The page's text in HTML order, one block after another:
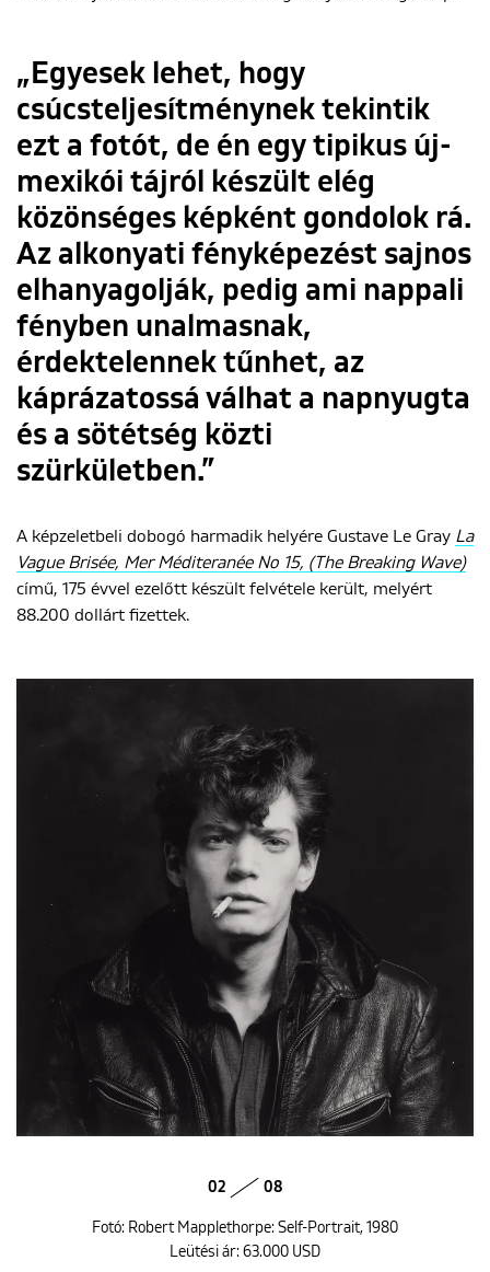
„Egyesek lehet, hogy
csúcsteljesítménynek tekintik
ezt a fotót, de én egy tipikus új-
mexikói tájról készült elég
közönséges képként gondolok rá.
Az alkonyati fényképezést sajnos
elhanyagolják, pedig ami nappali
fényben unalmasnak,
érdektelennek tűnhet, az
káprázatossá válhat a napnyugta
és a sötétség közti
szürkületben.”
A képzeletbeli dobogó harmadik helyére Gustave Le Gray La
Vague Brisée, Mer Méditeranée No 15, (The Breaking Wave)
című, 175 évvel ezelőtt készült felvétele került, melyért
88.200 dollárt fizettek.
02 08
Fotó: Robert Mapplethorpe: Self-Portrait, 1980
Leütési ár: 63.000 USD